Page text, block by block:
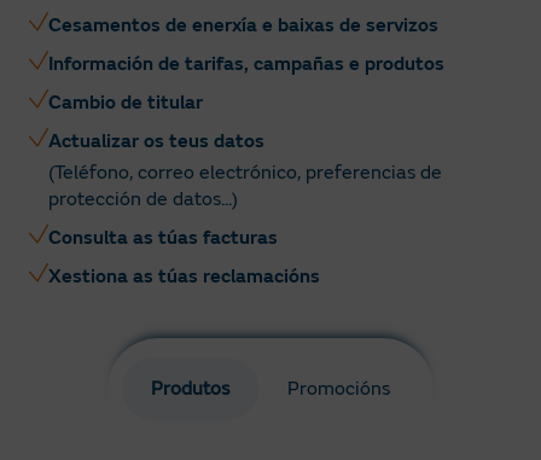
Cesamentos de enerxía e baixas de servizos
Información de tarifas, campañas e produtos
Cambio de titular
Actualizar os teus datos
(Teléfono, correo electrónico, preferencias de
protección de datos...)
Consulta as túas facturas
Xestiona as túas reclamacións
Produtos Promocións